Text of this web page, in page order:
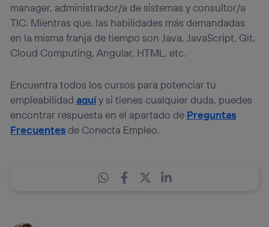
manager, administrador/a de sistemas y consultor/a
TIC. Mientras que, las habilidades más demandadas
en la misma franja de tiempo son Java, JavaScript, Git,
Cloud Computing, Angular, HTML, etc.
Encuentra todos los cursos para potenciar tu
empleabilidadaquíy si tienes cualquier duda, puedes
encontrar respuesta en el apartado de Preguntas
Frecuentesde Conecta Empleo.